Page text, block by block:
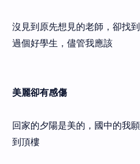
沒見到原先想見的老師，卻找
過個好學生，儘管我應該
美麗卻有感傷
回家的夕陽是美的，國中的我
到頂樓